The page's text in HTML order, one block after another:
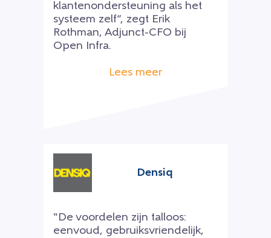
klantenondersteuning als het
systeem zelf”, zegt Erik
Rothman, Adjunct-CFO bij
Open Infra.
Lees meer
Densiq
“De voordelen zijn talloos:
eenvoud, gebruiksvriendelijk,